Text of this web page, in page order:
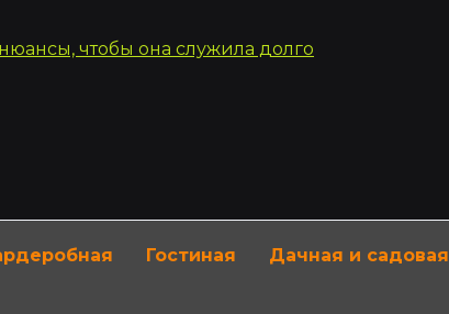
Гостиная Дачная и садовая